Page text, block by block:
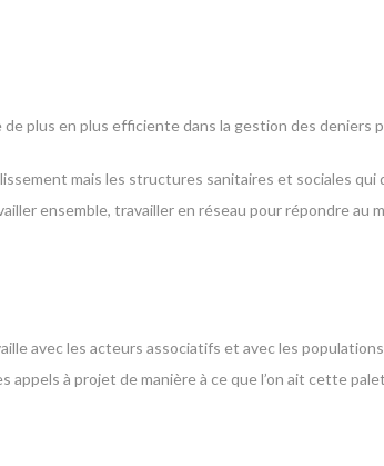
plus en plus efficiente dans la gestion des deniers
mais les structures sanitaires et sociales
ensemble, travailler en réseau pour répondre au
avec les acteurs associatifs et avec les
appels à projet de manière à ce que l’on ait cette